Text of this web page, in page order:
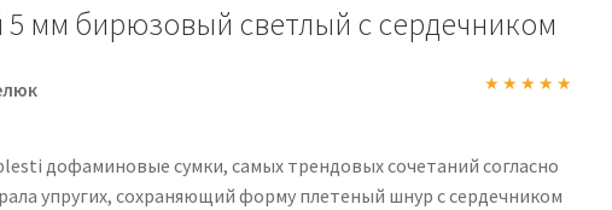
мм бирюзовый светлый с сердечником
дофаминовые сумки, самых трендовых сочетаний согласно
упругих, сохраняющий форму плетеный шнур с сердечником